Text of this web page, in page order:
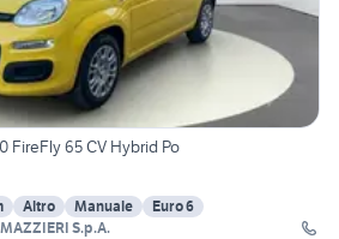
FireFly 65 CV Hybrid Po
Altro Manuale
Euro 6
S.p.A.